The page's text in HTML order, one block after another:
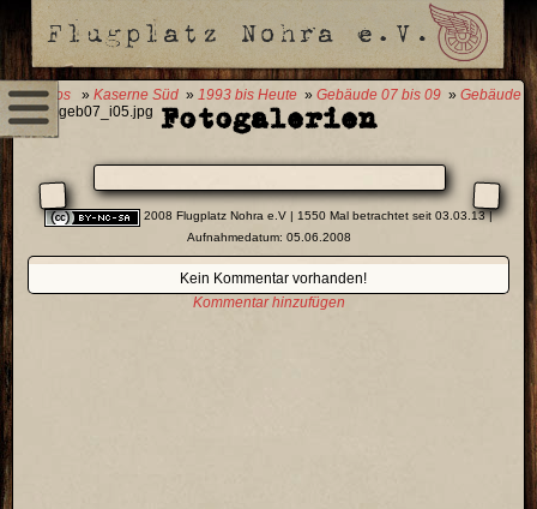
0 Fotos » Kaserne Süd » 1993 bis Heute » Gebäude 07 bis 09 » Gebäude
07» geb07_i05.jpg Fotogalerien
2008 Flugplatz Nohra e.V | 1550 Mal betrachtet seit 03.03.13 |
Aufnahmedatum: 05.06.2008
Kein Kommentar vorhanden!
Kommentar hinzufügen